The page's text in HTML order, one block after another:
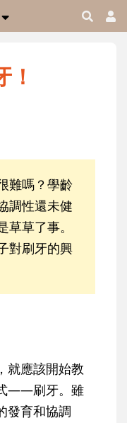
難嗎？學齡
調性還未健
草了事。
對刷牙的興
就應該開始教
——刷牙。雖
發育和協調